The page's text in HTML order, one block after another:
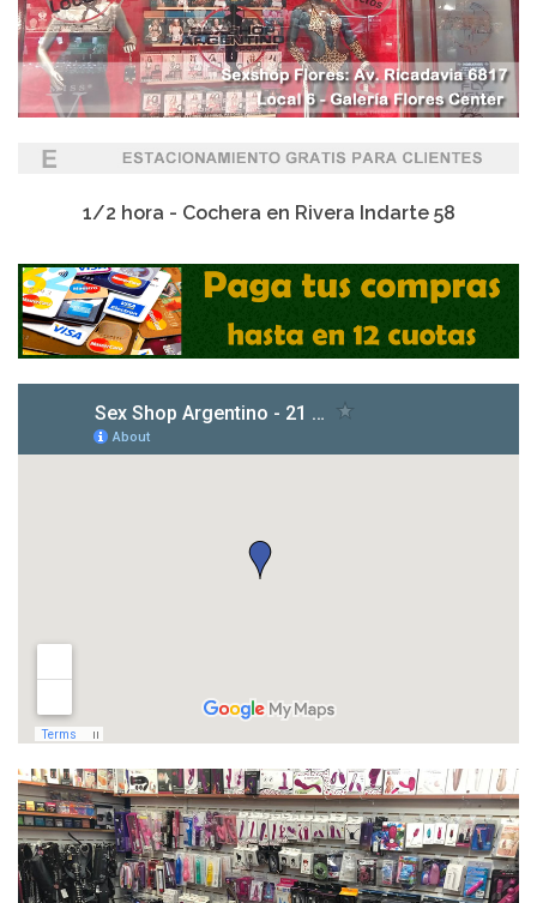
1/2 hora - Cochera en Rivera Indarte 58